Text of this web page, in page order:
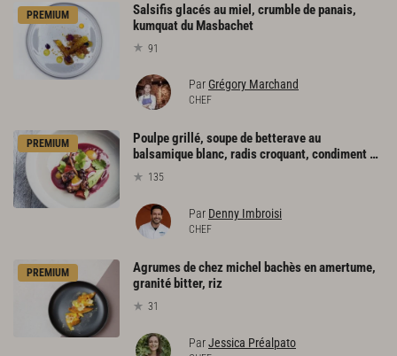
PREMIUM
Salsifis glacés au miel, crumble de panais,
kumquat du Masbachet
91
ParGrégory Marchand
CHEF
PREMIUM
Poulpe grillé, soupe de betterave au
balsamique blanc, radis croquant, condiment kumquat
135
Par Denny Imbroisi
CHEF
PREMIUM
Agrumes de chez michel bachès en amertume,
granité bitter, riz
31
ParJessica Préalpato